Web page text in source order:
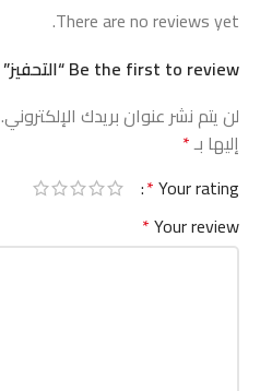
There are no reviews yet.
Be the first to review “التحفيز”
لن يتم نشر عنوان بريدك الإلكتروني.
إليها بـ*
Your rating
*
Your review
*